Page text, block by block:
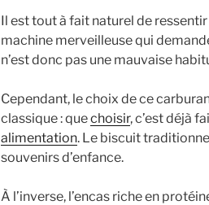
Il est tout à fait naturel de
machine merveilleuse qui
n’est donc pas une mauvaise
Cependant, le choix de ce
classique : quechoisir, c’est déjà
alimentation. Le biscuit
souvenirs d’enfance.
À l’inverse, l’encas riche en